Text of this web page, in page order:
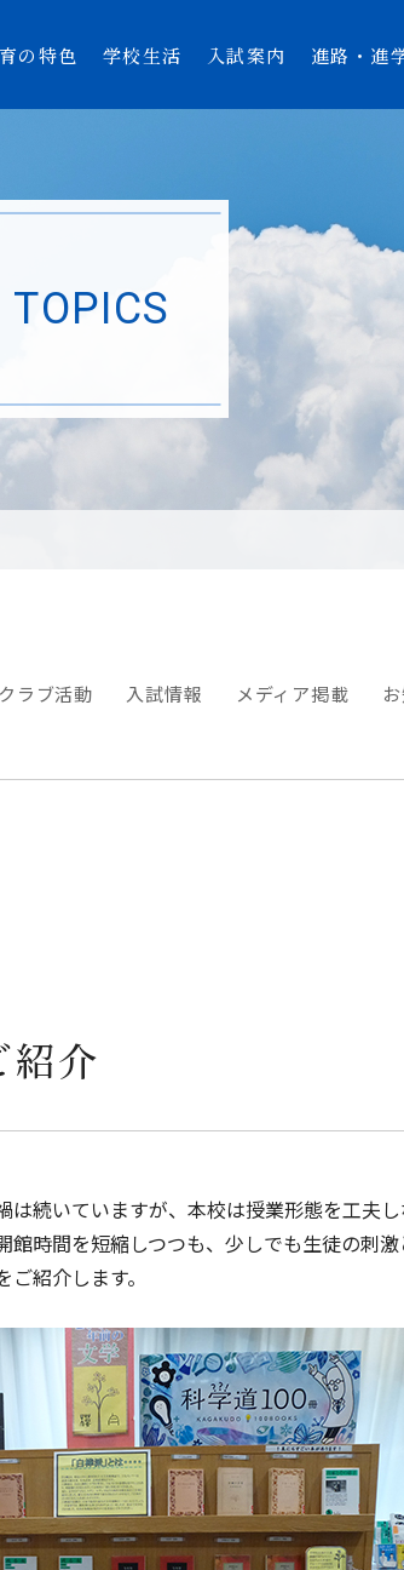
の特色 学校生活 入試案内 進路・進
在校
本
方へ
TOPICS
クラブ活動 入試情報 メディア掲載
紹介
続いていますが、本校は授業形態を工夫
館時間を短縮しつつも、少しでも生徒の刺
紹介します。